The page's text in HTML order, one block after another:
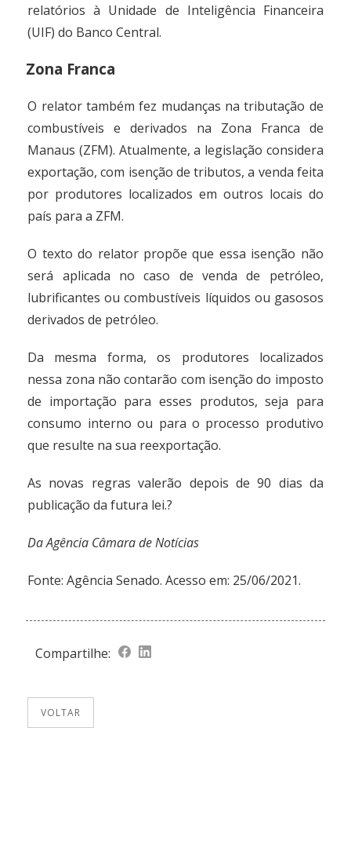
relatórios à Unidade de Inteligência Financeira
(UIF) do Banco Central.
Zona Franca
O relator também fez mudanças na tributação de
combustíveis e derivados na Zona Franca de
Manaus (ZFM). Atualmente, a legislação considera
exportação, com isenção de tributos, a venda feita
por produtores localizados em outros locais do
país para a ZFM.
O texto do relator propõe que essa isenção não
será aplicada no caso de venda de petróleo,
lubrificantes ou combustíveis líquidos ou gasosos
derivados de petróleo.
Da mesma forma, os produtores localizados
nessa zona não contarão com isenção do imposto
de importação para esses produtos, seja para
consumo interno ou para o processo produtivo
que resulte na sua reexportação.
As novas regras valerão depois de 90 dias da
publicação da futura lei.?
Da Agência Câmara de Notícias
Fonte:Agência Senado. Acesso em: 25/06/2021.
Compartilhe:
VOLTAR